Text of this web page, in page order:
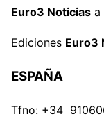
Euro3 Noticias a
Ediciones Euro3
ESPAÑA
Tfno: +34